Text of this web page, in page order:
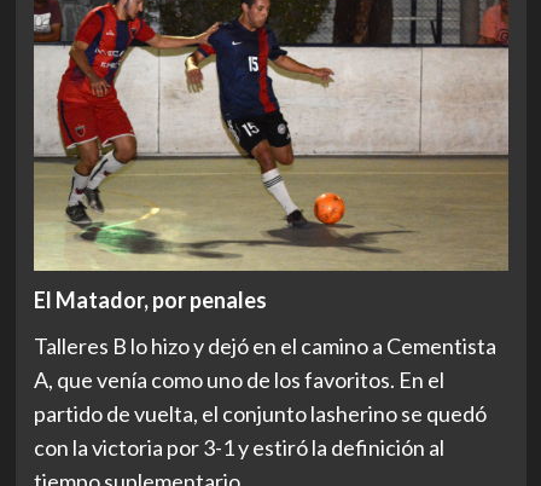
El Matador, por penales
Talleres B lo hizo y dejó en el camino a Cementista
A, que venía como uno de los favoritos. En el
partido de vuelta, el conjunto lasherino se quedó
con la victoria por 3-1 y estiró la definición al